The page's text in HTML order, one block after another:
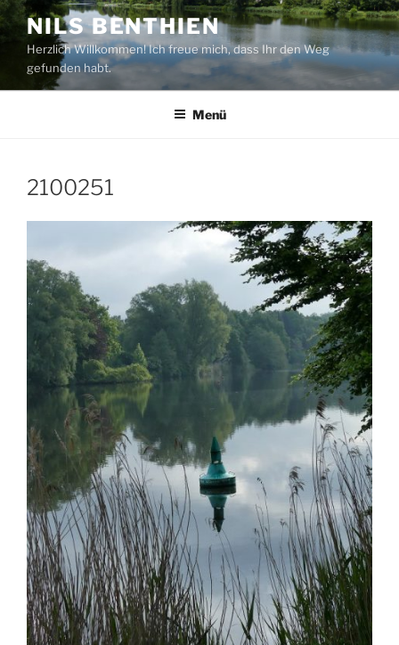
Zum
Inhalt
springen
NILS BENTHIEN
Herzlich Willkommen! Ich freue mich, dass Ihr den Weg
gefunden habt.
Menü
2100251